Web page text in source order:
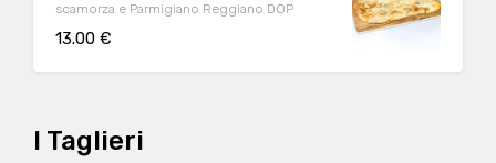
scamorza e Parmigiano Reggiano DOP
13.00 €
I Taglieri